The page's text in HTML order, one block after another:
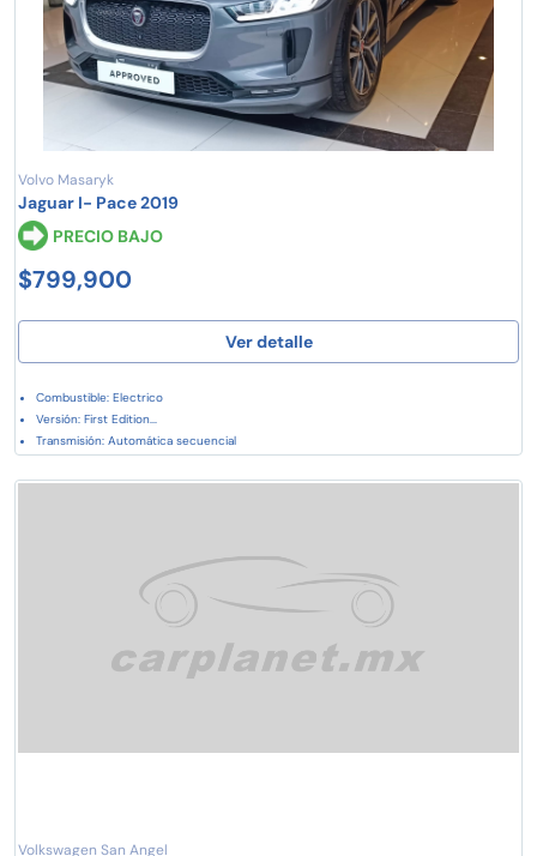
Volvo Masaryk
Jaguar I- Pace 2019
PRECIO BAJO
$799,900
Ver detalle
Combustible: Electrico
Versión: First Edition...
Transmisión: Automática secuencial
Volkswagen San Angel